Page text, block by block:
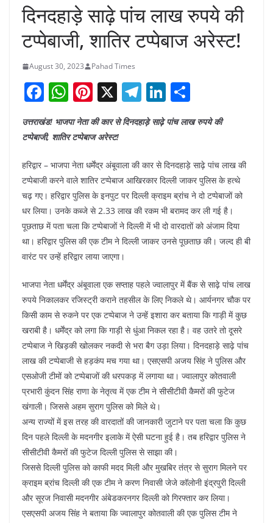
दिनदहाड़े साढ़े पांच लाख रुपये की
टप्पेबाजी, शातिर टप्पेबाज अरेस्ट!
August 30, 2023 Pahad Times
F
a
c
b
o
o
k
W
h
at
A
p
p
Pi
nt
er
st
X T
el
e
a
m
Li
n
k
dI
n
ar
उत्तराखंड! भाजपा नेता की कार से दिनदहाड़े साढ़े पांच लाख रुपये की
टप्पेबाजी, शातिर टप्पेबाज अरेस्ट!
हरिद्वार – भाजपा नेता धर्मेंद्र अंबूवाला की कार से दिनदहाड़े साढ़े पांच लाख की
टप्पेबाजी करने वाले शातिर टप्पेबाज आखिरकार दिल्ली जाकर पुलिस के हत्थे
चढ़ गए। हरिद्वार पुलिस के इनपुट पर दिल्ली क्राइम ब्रांच ने दो टप्पेबाजों को
धर लिया। उनके कब्जे से 2.33 लाख की रकम भी बरामद कर ली गई है।
पूछताछ में पता चला कि टप्पेबाजों ने दिल्ली में भी दो वारदातों को अंजाम दिया
था। हरिद्वार पुलिस की एक टीम ने दिल्ली जाकर उनसे पूछताछ की। जल्द ही बी
वारंट पर उन्हें हरिद्वार लाया जाएगा।
भाजपा नेता धर्मेंद्र अंबूवाला एक सप्ताह पहले ज्वालापुर में बैंक से साढ़े पांच लाख
रुपये निकालकर रजिस्ट्री कराने तहसील के लिए निकले थे। आर्यनगर चौक पर
किसी काम से रुकने पर एक टप्पेबाज ने उन्हें इशारा कर बताया कि गाड़ी में कुछ
खराबी है। धर्मेंद्र को लगा कि गाड़ी से धुंआ निकल रहा है। वह उतरे तो दूसरे
टप्पेबाज ने खिड़की खोलकर नकदी से भरा बैग उड़ा लिया। दिनदहाड़े साढ़े पांच
लाख की टप्पेबाजी से हड़कंप मच गया था। एसएसपी अजय सिंह ने पुलिस और
एसओजी टीमों को टप्पेबाजों की धरपकड़ में लगाया था। ज्वालापुर कोतवाली
प्रभारी कुंदन सिंह राणा के नेतृत्व में एक टीम ने सीसीटीवी कैमरों की फुटेज
खंगाली। जिससे अहम सुराग पुलिस को मिले थे।
अन्य राज्यों में इस तरह की वारदातों की जानकारी जुटाने पर पता चला कि कुछ
दिन पहले दिल्ली के मदनगीर इलाके में ऐसी घटना हुई है। तब हरिद्वार पुलिस ने
सीसीटीवी कैमरों की फुटेज दिल्ली पुलिस से साझा की।
जिससे दिल्ली पुलिस को काफी मदद मिली और मुखबिर तंत्र से सुराग मिलने पर
क्राइम ब्रांच दिल्ली की एक टीम ने करण निवासी जेजे कॉलोनी इंद्रपुरी दिल्ली
और सूरज निवासी मदनगीर अंबेडकरनगर दिल्ली को गिरफ्तार कर लिया।
एसएसपी अजय सिंह ने बताया कि ज्वालापुर कोतवाली की एक पुलिस टीम ने